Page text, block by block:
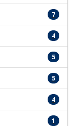
7
4
5
5
4
1